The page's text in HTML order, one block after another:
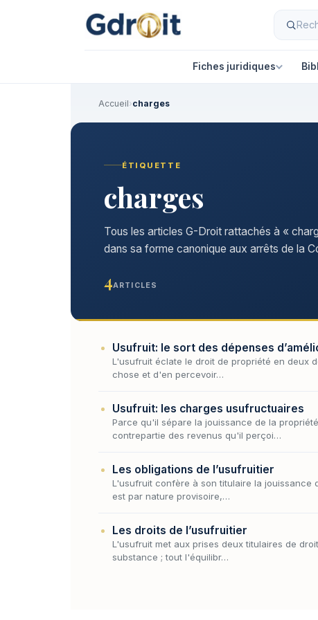
Fiches juridiques
Accueil›charges
ÉTIQUETTE
charges
Tous les articles G-Droit rattachés à «
dans sa forme canonique aux arrêts de la
4ARTICLES
Usufruit: le sort des dépenses
L'usufruit éclate le droit de propriété en deux
chose et d'en percevoir…
Usufruit: les charges usufructuaires
Parce qu'il sépare la jouissance de la
contrepartie des revenus qu'il perçoi…
Les obligations de l’usufruitier
L'usufruit confère à son titulaire la jouissance
est par nature provisoire,…
Les droits de l’usufruitier
L'usufruit met aux prises deux titulaires de
substance ; tout l'équilibr…